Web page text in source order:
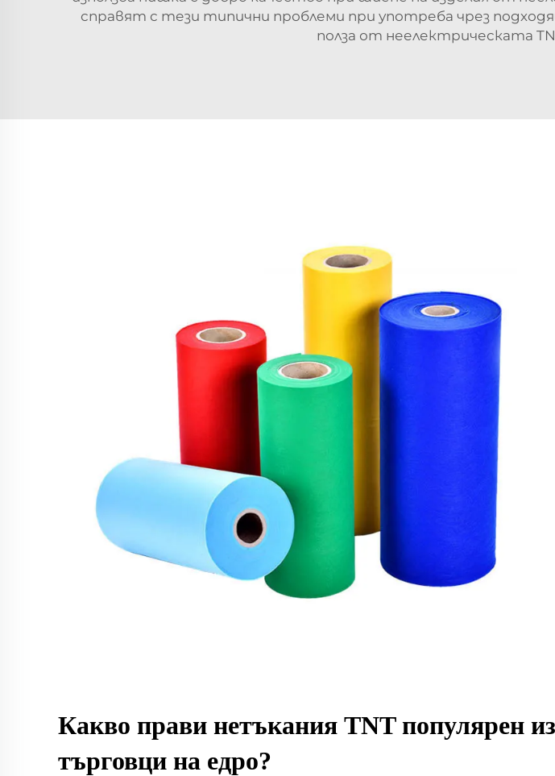
справят с тези типични проблеми при употреба чрез
полза от неелектрическата
Какво прави нетъкания TNT популярен
търговци на едро?